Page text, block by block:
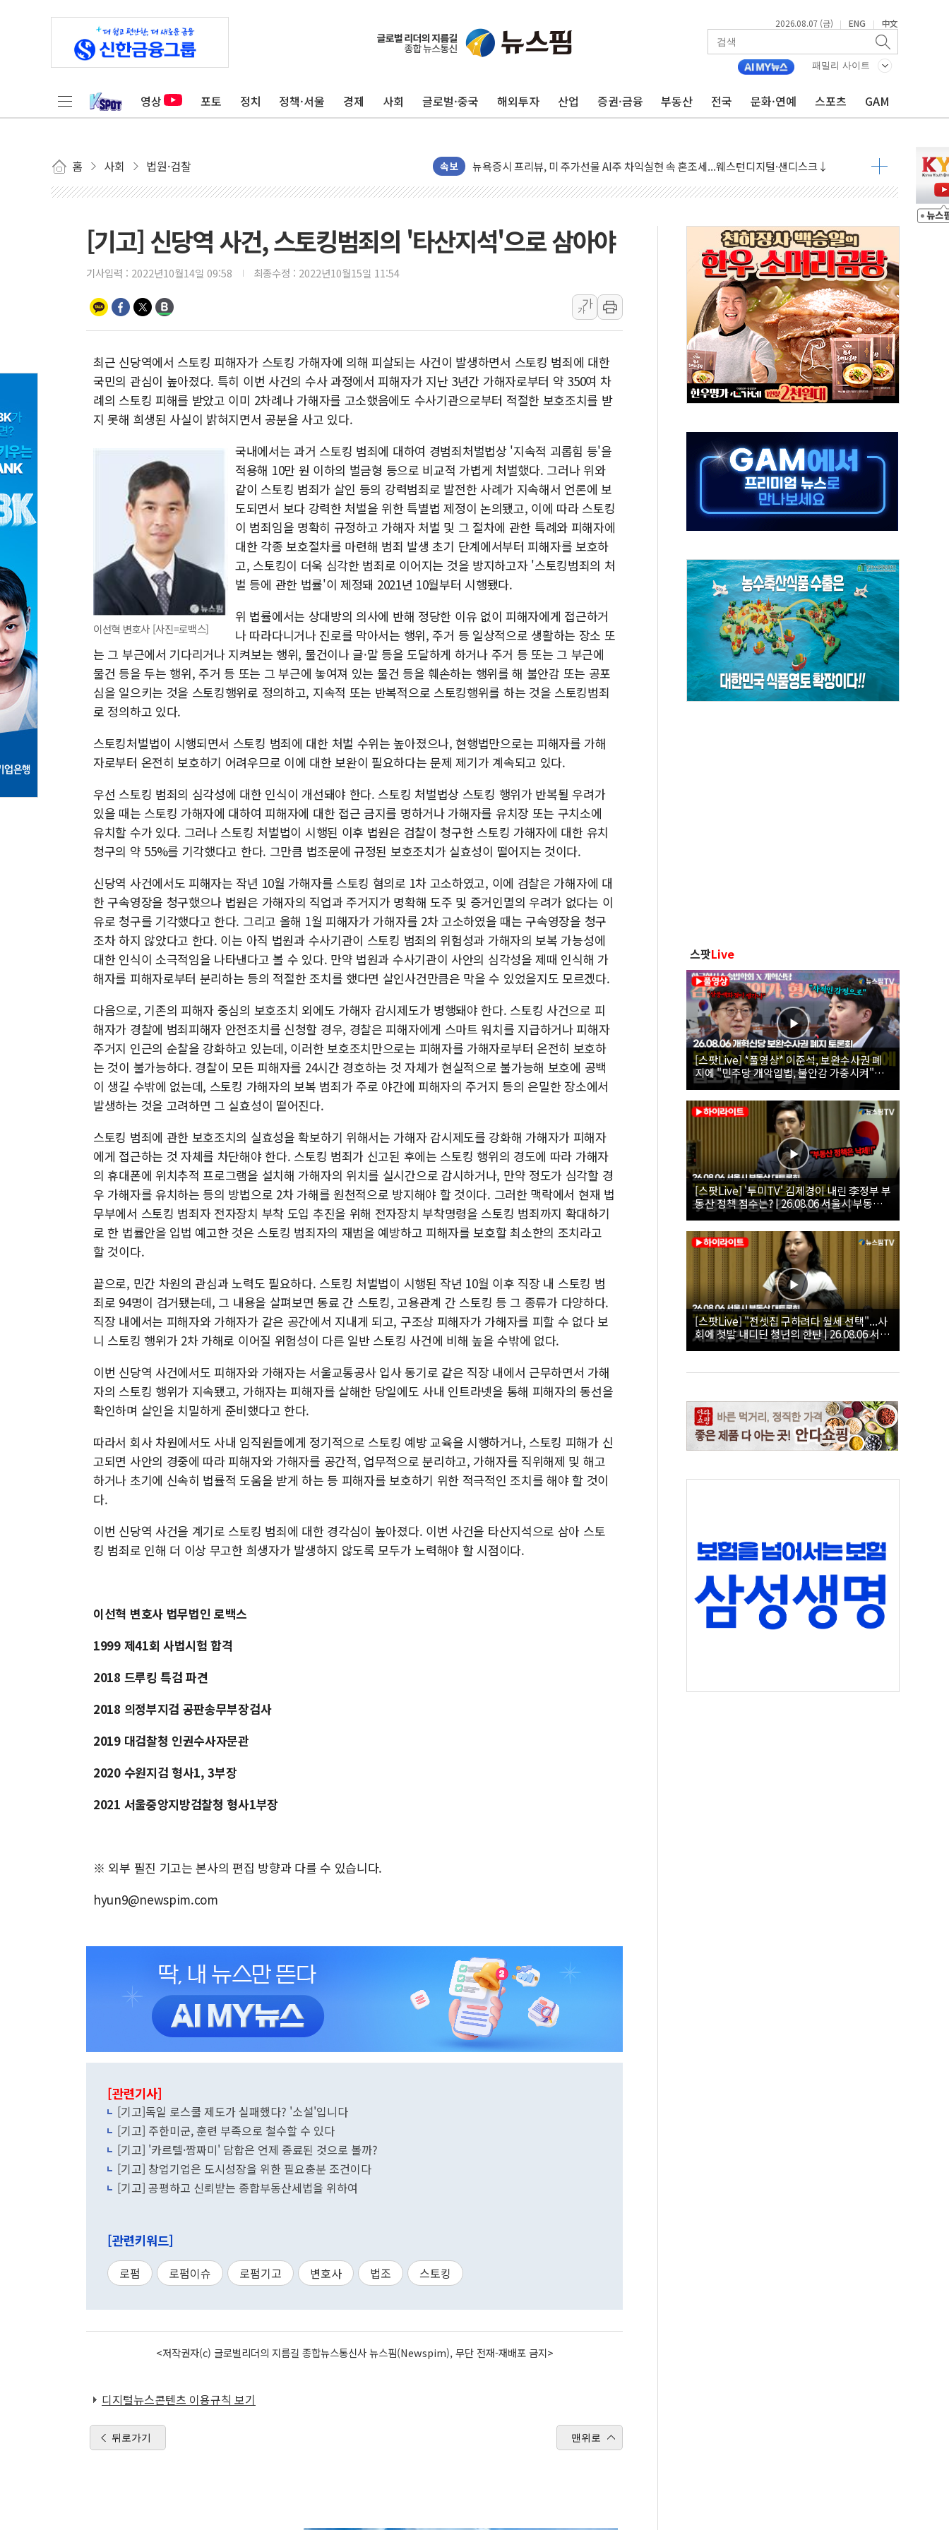
2026.08.07 (금) | ENG | 中文
패밀리 사이트
영상 포토 정치 정책·서울 경제 사회 글로벌·중국 해외투자 산업 증권·금융 부동산 전국 문화·연예 스포츠 GAM
홈 사회 법원·검찰 속보
유럽증시, 견조한 실적 소화하며 대부분 상승… "2분기 기업 순이익 21% 증가" 전망
리투아니아 국방 "러, 우크라 드론으로 나토 회원국 공격 검토… 거짓 깃발 작전"
구광모, 내주 실리콘밸리서 젠슨 황 재회…로봇·AI 데이터센터·모빌리티 구체화
뉴욕증시 개장 전 특징주...모더나·아이온큐·도어대시↑ VS 샌디스크·피그마·앱러빈↓
뉴욕증시 프리뷰, 미 주가선물 AI주 차익실현 속 혼조세...웨스턴디지털·샌디스크↓
금값 7주 만에 최고…美 고용 둔화·호르무즈 재개방 기대에 강세
[인도증시] 중동 긴장 완화에 실적 호조까지, 상승...호실적 보고 기업 상승세 뚜렷
러, 1인칭시점 드론으로 우크라 민간인 '사파리' 공격… 시민들 공포감 극대화 전략
[베트남 증시] 지수 하락 속 'DGC' 임시 주총 기대감에 홀로 상한가…마진 잔액은 사상 최고
'월가의 황제' 다이먼 "금융시장 레버리지 위험수위…숨은 차입이 더 큰 변수"
양주 섬유염색공장서 화재 1명 중상…대응 1단계 진압 중
김정관 산업부 장관 "주 52시간 손봐야, 경쟁상대 中과 비교해야"
해군 1함대 창설 80주년…지역과 함께하는 '선봉'의 대민 봉사
[3보] 북, 원산서 동해로 단거리 탄도미사일 1발 발사… 올해 10번째·42일 만 도발
우크라 드론 전술, 중남미 콜롬비아에 새 안보 위기… 반군·마약카르텔이 습득해 전투 활용
주한미군 "오산기지 누출, 백린 아닌 무해한 표면 부식 물질"
구미 폐염산처리업체서 불 2시간30여분만에 진화...외국인 노동자 숨져
[기고] 신당역 사건, 스토킹범죄의 '타산지석'으로 삼아야
기사입력 : 2022년10월14일 09:58 최종수정 : 2022년10월15일 11:54
가
가
최근 신당역에서 스토킹 피해자가 스토킹 가해자에 의해 피살되는 사건이 발생하면서 스토킹 범죄에 대한
국민의 관심이 높아졌다. 특히 이번 사건의 수사 과정에서 피해자가 지난 3년간 가해자로부터 약 350여 차
례의 스토킹 피해를 받았고 이미 2차례나 가해자를 고소했음에도 수사기관으로부터 적절한 보호조치를 받
지 못해 희생된 사실이 밝혀지면서 공분을 사고 있다.
이선혁 변호사 [사진=로백스]
국내에서는 과거 스토킹 범죄에 대하여 경범죄처벌법상 '지속적 괴롭힘 등'을
적용해 10만 원 이하의 벌금형 등으로 비교적 가볍게 처벌했다. 그러나 위와
같이 스토킹 범죄가 살인 등의 강력범죄로 발전한 사례가 지속해서 언론에 보
도되면서 보다 강력한 처벌을 위한 특별법 제정이 논의됐고, 이에 따라 스토킹
이 범죄임을 명확히 규정하고 가해자 처벌 및 그 절차에 관한 특례와 피해자에
대한 각종 보호절차를 마련해 범죄 발생 초기 단계에서부터 피해자를 보호하
고, 스토킹이 더욱 심각한 범죄로 이어지는 것을 방지하고자 '스토킹범죄의 처
벌 등에 관한 법률'이 제정돼 2021년 10월부터 시행됐다.
위 법률에서는 상대방의 의사에 반해 정당한 이유 없이 피해자에게 접근하거
나 따라다니거나 진로를 막아서는 행위, 주거 등 일상적으로 생활하는 장소 또
는 그 부근에서 기다리거나 지켜보는 행위, 물건이나 글·말 등을 도달하게 하거나 주거 등 또는 그 부근에
물건 등을 두는 행위, 주거 등 또는 그 부근에 놓여져 있는 물건 등을 훼손하는 행위를 해 불안감 또는 공포
심을 일으키는 것을 스토킹행위로 정의하고, 지속적 또는 반복적으로 스토킹행위를 하는 것을 스토킹범죄
로 정의하고 있다.
스토킹처벌법이 시행되면서 스토킹 범죄에 대한 처벌 수위는 높아졌으나, 현행법만으로는 피해자를 가해
자로부터 온전히 보호하기 어려우므로 이에 대한 보완이 필요하다는 문제 제기가 계속되고 있다.
우선 스토킹 범죄의 심각성에 대한 인식이 개선돼야 한다. 스토킹 처벌법상 스토킹 행위가 반복될 우려가
있을 때는 스토킹 가해자에 대하여 피해자에 대한 접근 금지를 명하거나 가해자를 유치장 또는 구치소에
유치할 수가 있다. 그러나 스토킹 처벌법이 시행된 이후 법원은 검찰이 청구한 스토킹 가해자에 대한 유치
청구의 약 55%를 기각했다고 한다. 그만큼 법조문에 규정된 보호조치가 실효성이 떨어지는 것이다.
신당역 사건에서도 피해자는 작년 10월 가해자를 스토킹 혐의로 1차 고소하였고, 이에 검찰은 가해자에 대
한 구속영장을 청구했으나 법원은 가해자의 직업과 주거지가 명확해 도주 및 증거인멸의 우려가 없다는 이
유로 청구를 기각했다고 한다. 그리고 올해 1월 피해자가 가해자를 2차 고소하였을 때는 구속영장을 청구
조차 하지 않았다고 한다. 이는 아직 법원과 수사기관이 스토킹 범죄의 위험성과 가해자의 보복 가능성에
대한 인식이 소극적임을 나타낸다고 볼 수 있다. 만약 법원과 수사기관이 사안의 심각성을 제때 인식해 가
해자를 피해자로부터 분리하는 등의 적절한 조치를 했다면 살인사건만큼은 막을 수 있었을지도 모르겠다.
다음으로, 기존의 피해자 중심의 보호조치 외에도 가해자 감시제도가 병행돼야 한다. 스토킹 사건으로 피
해자가 경찰에 범죄피해자 안전조치를 신청할 경우, 경찰은 피해자에게 스마트 워치를 지급하거나 피해자
주거지 인근의 순찰을 강화하고 있는데, 이러한 보호조치만으로는 피해자를 가해자로부터 온전히 보호하
는 것이 불가능하다. 경찰이 모든 피해자를 24시간 경호하는 것 자체가 현실적으로 불가능해 보호에 공백
이 생길 수밖에 없는데, 스토킹 가해자의 보복 범죄가 주로 야간에 피해자의 주거지 등의 은밀한 장소에서
발생하는 것을 고려하면 그 실효성이 떨어진다.
스토킹 범죄에 관한 보호조치의 실효성을 확보하기 위해서는 가해자 감시제도를 강화해 가해자가 피해자
에게 접근하는 것 자체를 차단해야 한다. 스토킹 범죄가 신고된 후에는 스토킹 행위의 경도에 따라 가해자
의 휴대폰에 위치추적 프로그램을 설치해 가해자의 위치를 실시간으로 감시하거나, 만약 정도가 심각할 경
우 가해자를 유치하는 등의 방법으로 2차 가해를 원천적으로 방지해야 할 것이다. 그러한 맥락에서 현재 법
무부에서 스토킹 범죄자 전자장치 부착 도입 추진을 위해 전자장치 부착명령을 스토킹 범죄까지 확대하기
로 한 법률안을 입법 예고한 것은 스토킹 범죄자의 재범을 예방하고 피해자를 보호할 최소한의 조치라고
할 것이다.
끝으로, 민간 차원의 관심과 노력도 필요하다. 스토킹 처벌법이 시행된 작년 10월 이후 직장 내 스토킹 범
죄로 94명이 검거됐는데, 그 내용을 살펴보면 동료 간 스토킹, 고용관계 간 스토킹 등 그 종류가 다양하다.
직장 내에서는 피해자와 가해자가 같은 공간에서 지내게 되고, 구조상 피해자가 가해자를 피할 수 없다 보
니 스토킹 행위가 2차 가해로 이어질 위험성이 다른 일반 스토킹 사건에 비해 높을 수밖에 없다.
이번 신당역 사건에서도 피해자와 가해자는 서울교통공사 입사 동기로 같은 직장 내에서 근무하면서 가해
자의 스토킹 행위가 지속됐고, 가해자는 피해자를 살해한 당일에도 사내 인트라넷을 통해 피해자의 동선을
확인하며 살인을 치밀하게 준비했다고 한다.
따라서 회사 차원에서도 사내 임직원들에게 정기적으로 스토킹 예방 교육을 시행하거나, 스토킹 피해가 신
고되면 사안의 경중에 따라 피해자와 가해자를 공간적, 업무적으로 분리하고, 가해자를 직위해제 및 해고
하거나 초기에 신속히 법률적 도움을 받게 하는 등 피해자를 보호하기 위한 적극적인 조치를 해야 할 것이
다.
이번 신당역 사건을 계기로 스토킹 범죄에 대한 경각심이 높아졌다. 이번 사건을 타산지석으로 삼아 스토
킹 범죄로 인해 더 이상 무고한 희생자가 발생하지 않도록 모두가 노력해야 할 시점이다.
이선혁 변호사 법무법인 로백스
1999 제41회 사법시험 합격
2018 드루킹 특검 파견
2018 의정부지검 공판송무부장검사
2019 대검찰청 인권수사자문관
2020 수원지검 형사1, 3부장
2021 서울중앙지방검찰청 형사1부장
※ 외부 필진 기고는 본사의 편집 방향과 다를 수 있습니다.
hyun9@newspim.com
[관련기사]
[기고]독일 로스쿨 제도가 실패했다? '소설'입니다
[기고] 주한미군, 훈련 부족으로 철수할 수 있다
[기고] '카르텔·짬짜미' 담합은 언제 종료된 것으로 볼까?
[기고] 창업기업은 도시성장을 위한 필요충분 조건이다
[기고] 공평하고 신뢰받는 종합부동산세법을 위하여
[관련키워드]
로펌 로펌이슈 로펌기고 변호사 법조 스토킹
<저작권자(c) 글로벌리더의 지름길 종합뉴스통신사 뉴스핌(Newspim), 무단 전재-재배포 금지>
디지털뉴스콘텐츠 이용규칙 보기
뒤로가기 맨위로
스팟Live
[스팟Live] *풀영상* 이준석, 보완수사권 폐
지에 "민주당 개악입법, 불안감 가중시켜"｜
26.08.06 개혁신당 보완수사권 폐지 토론회
[스팟Live] '투미TV' 김제경이 내린 李정부 부
동산 정책 점수는? | 26.08.06 서울시 부동산
대토론회
[스팟Live] "전셋집 구하려다 월세 선택"...사
회에 첫발 내디딘 청년의 한탄 | 26.08.06 서울
시 부동산 대토론회